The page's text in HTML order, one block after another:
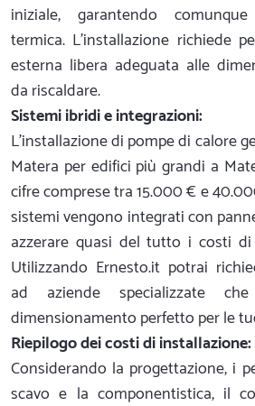
iniziale, garantendo
termica. L'installazione richiede
esterna libera adeguata alle
da riscaldare.
Sistemi ibridi e integrazioni:
L'installazione di pompe di calore
Matera per edifici più grandi a
cifre comprese tra 15.000 € e
sistemi vengono integrati con
azzerare quasi del tutto i costi di
Utilizzando Ernesto.it potrai
ad aziende specializzate
dimensionamento perfetto per le
Riepilogo dei costi di installazione:
Considerando la progettazione, i
scavo e la componentistica, il